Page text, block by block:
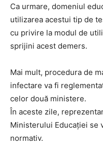
Ca urmare, domeniul
utilizarea acestui tip de
cu privire la modul de
sprijini acest demers.
Mai mult, procedura de
infectare va fi
celor două ministere.
În aceste zile,
Ministerului Educației se
normativ.